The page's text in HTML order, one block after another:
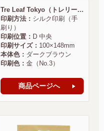
Tre Leaf Tokyo（トレリーフ東京） 様
印刷方法： シルク印刷（手
刷り）
印刷位置： D 中央
印刷サイズ： 100×148mm
本体色： ダークブラウン
印刷色： 金（No.3）
商品ページへ